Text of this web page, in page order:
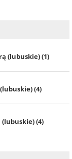
(lubuskie) (1)
(4)
(4)